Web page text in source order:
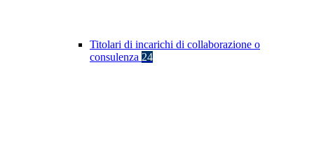
Titolari di incarichi di collaborazione o
consulenza 24